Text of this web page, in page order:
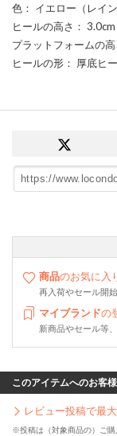
色 ： イエロー（レイン
ヒールの高さ ： 3.0cm
プラットフォームの高
ヒールの形 ： 厚底ヒ
商品のお気に入
再入荷やセール開
マイブランドの
新商品やセール等
このアイテムへのお客
レビュー投稿で最大
※投稿は（対象商品の）ご購